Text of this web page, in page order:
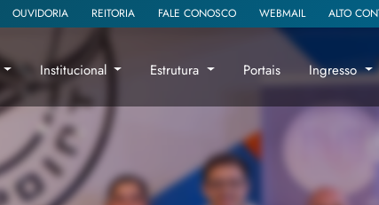
Institucional Estrutura Portais Ingresso
OUVIDORIA REITORIA FALE CONOSCO WEBMAIL ALTO